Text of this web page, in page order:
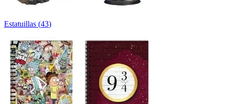
Estatuillas (43)